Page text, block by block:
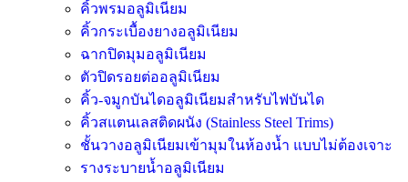
คิ้วพรมอลูมิเนียม
คิ้วกระเบื้องยางอลูมิเนียม
ฉากปิดมุมอลูมิเนียม
ตัวปิดรอยต่ออลูมิเนียม
คิ้ว-จมูกบันไดอลูมิเนียมสำหรับไฟบันได
คิ้วสแตนเลสติดผนัง (Stainless Steel Trims)
ชั้นวางอลูมิเนียมเข้ามุมในห้องน้ำ แบบไม่ต้องเจาะ
รางระบายน้ำอลูมิเนียม